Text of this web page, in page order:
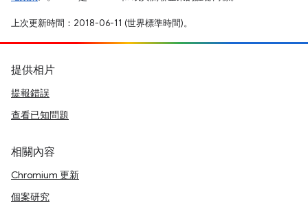
上次更新時間：2018-06-11 (世界標準時間)。
提供相片
提報錯誤
查看已知問題
相關內容
Chromium 更新
個案研究